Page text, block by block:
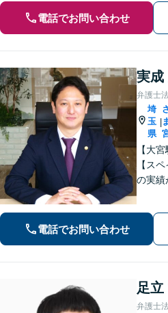
電話でお問い合わせ
実成
弁護士
埼
玉
県
|
【大
【ス
の実績
実績
案【
電話でお問い合わせ
足立
弁護士